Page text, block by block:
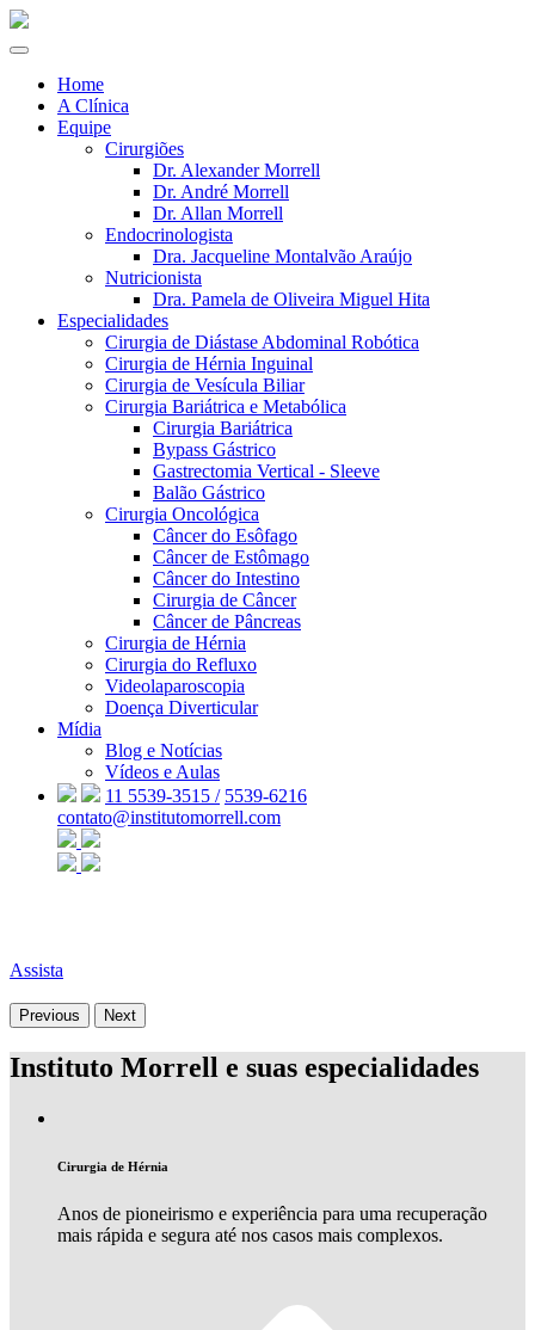
Home
A Clínica
Equipe
Cirurgiões
Dr. Alexander Morrell
Dr. André Morrell
Dr. Allan Morrell
Endocrinologista
Dra. Jacqueline Montalvão Araújo
Nutricionista
Dra. Pamela de Oliveira Miguel Hita
Especialidades
Cirurgia de Diástase Abdominal Robótica
Cirurgia de Hérnia Inguinal
Cirurgia de Vesícula Biliar
Cirurgia Bariátrica e Metabólica
Cirurgia Bariátrica
Bypass Gástrico
Gastrectomia Vertical - Sleeve
Balão Gástrico
Cirurgia Oncológica
Câncer do Esôfago
Câncer de Estômago
Câncer do Intestino
Cirurgia de Câncer
Câncer de Pâncreas
Cirurgia de Hérnia
Cirurgia do Refluxo
Videolaparoscopia
Doença Diverticular
Mídia
Blog e Notícias
Vídeos e Aulas
11 5539-3515 / 5539-6216
contato@institutomorrell.com
Assista
Previous Next
Instituto Morrell e suas especialidades
Cirurgia de Hérnia
Anos de pioneirismo e experiência para uma recuperação
mais rápida e segura até nos casos mais complexos.